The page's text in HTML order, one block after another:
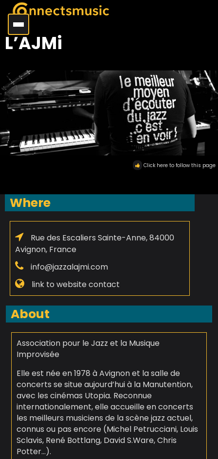
L’AJMi
Click here to follow this page
Where
Rue des Escaliers Sainte-Anne, 84000
Avignon, France
info@jazzalajmi.com
link to website contact
About
Association pour le Jazz et la Musique
Improvisée
Elle est née en 1978 à Avignon et la salle de
concerts se situe aujourd’hui à la Manutention,
avec les cinémas Utopia. Reconnue
internationalement, elle accueille en concerts
les meilleurs musiciens de la scène jazz actuel,
connus ou pas encore (Michel Petrucciani, Louis
Sclavis, René Bottlang, David S.Ware, Chris
Potter…).